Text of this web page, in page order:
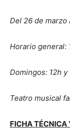
Del 26 de marzo
Horario general:
Domingos: 12h y
Teatro musical
FICHA TÉCNICA